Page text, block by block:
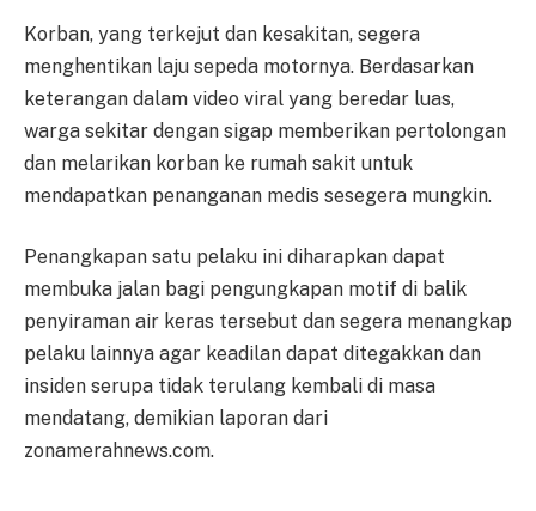
Korban, yang terkejut dan kesakitan, segera
menghentikan laju sepeda motornya. Berdasarkan
keterangan dalam video viral yang beredar luas,
warga sekitar dengan sigap memberikan pertolongan
dan melarikan korban ke rumah sakit untuk
mendapatkan penanganan medis sesegera mungkin.
Penangkapan satu pelaku ini diharapkan dapat
membuka jalan bagi pengungkapan motif di balik
penyiraman air keras tersebut dan segera menangkap
pelaku lainnya agar keadilan dapat ditegakkan dan
insiden serupa tidak terulang kembali di masa
mendatang, demikian laporan dari
zonamerahnews.com.